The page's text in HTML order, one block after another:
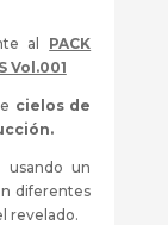
al PACK
Vol.001
cielos de
usando un
diferentes
revelado.